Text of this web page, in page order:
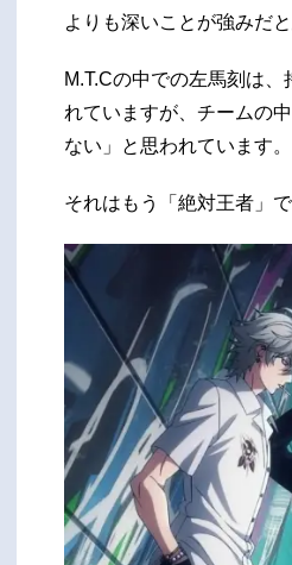
よりも深いことが強みだ
M.T.Cの中での左馬刻は
れていますが、チームの
ない」と思われています。
それはもう「絶対王者」